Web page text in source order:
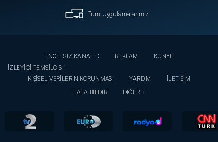
Tüm Uygulamalarımız
ENGELSİZ KANAL D REKLAM
KÜNYE
İZLEYİCİ TEMSİLCİSİ
KİŞİSEL VERİLERİN KORUNMASI
YARDIM
İLETİŞİM
HATA BİLDİR
DİĞER